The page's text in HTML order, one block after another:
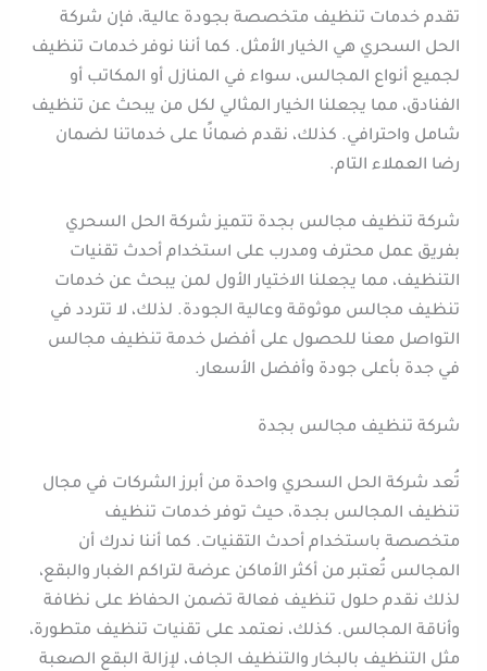
تقدم خدمات تنظيف متخصصة بجودة عالية، فإن شركة
الحل السحري هي الخيار الأمثل. كما أننا نوفر خدمات تنظيف
لجميع أنواع المجالس، سواء في المنازل أو المكاتب أو
الفنادق، مما يجعلنا الخيار المثالي لكل من يبحث عن تنظيف
شامل واحترافي. كذلك، نقدم ضمانًا على خدماتنا لضمان
رضا العملاء التام.
شركة تنظيف مجالس بجدة تتميز شركة الحل السحري
بفريق عمل محترف ومدرب على استخدام أحدث تقنيات
التنظيف، مما يجعلنا الاختيار الأول لمن يبحث عن خدمات
تنظيف مجالس موثوقة وعالية الجودة. لذلك، لا تتردد في
التواصل معنا للحصول على أفضل خدمة تنظيف مجالس
في جدة بأعلى جودة وأفضل الأسعار.
شركة تنظيف مجالس بجدة
تُعد شركة الحل السحري واحدة من أبرز الشركات في مجال
تنظيف المجالس بجدة، حيث توفر خدمات تنظيف
متخصصة باستخدام أحدث التقنيات. كما أننا ندرك أن
المجالس تُعتبر من أكثر الأماكن عرضة لتراكم الغبار والبقع،
لذلك نقدم حلول تنظيف فعالة تضمن الحفاظ على نظافة
وأناقة المجالس. كذلك، نعتمد على تقنيات تنظيف متطورة،
مثل التنظيف بالبخار والتنظيف الجاف، لإزالة البقع الصعبة